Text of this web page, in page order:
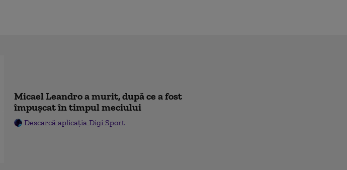
Micael Leandro a murit, după ce a fost
împușcat în timpul meciului
Descarcă aplicația Digi Sport